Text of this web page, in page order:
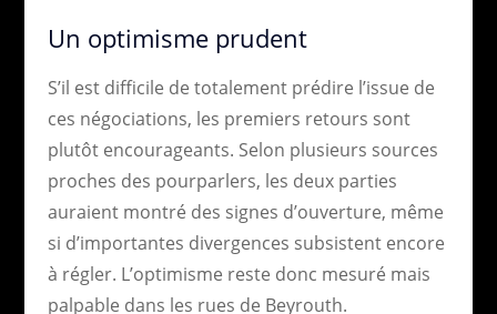
Un optimisme prudent
S’il est difficile de totalement prédire l’issue de
ces négociations, les premiers retours sont
plutôt encourageants. Selon plusieurs sources
proches des pourparlers, les deux parties
auraient montré des signes d’ouverture, même
si d’importantes divergences subsistent encore
à régler. L’optimisme reste donc mesuré mais
palpable dans les rues de Beyrouth.